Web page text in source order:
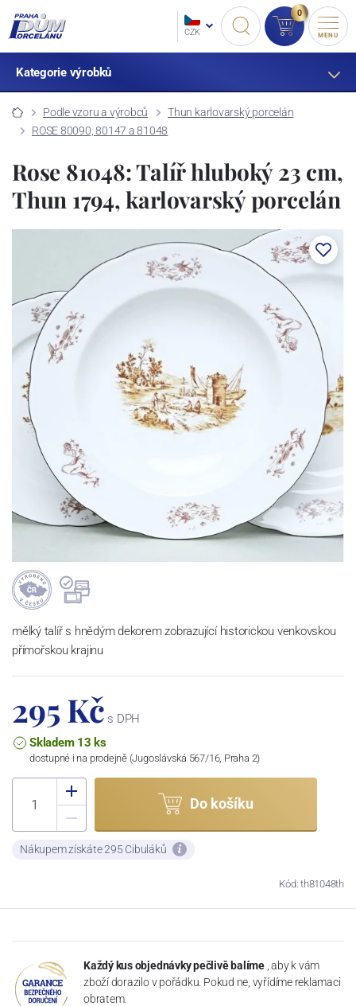
CZK
0
MENU
Kategorie výrobků
Podle vzoru a výrobců
Thun karlovarský porcelán
ROSE 80090, 80147 a 81048
Rose 81048: Talíř hluboký 23 cm,
Thun 1794, karlovarský porcelán
mělký talíř s hnědým dekorem zobrazující historickou venkovskou
přímořskou krajinu
295 Kč s DPH
Skladem 13 ks
dostupné i na prodejně (Jugoslávská 567/16, Praha 2)
Do košíku
Nákupem získáte 295 Cibuláků
Kód: th81048th
Každý kus objednávky pečlivě balíme , aby k vám
zboží dorazilo v pořádku. Pokud ne, vyřídíme reklamaci
obratem.